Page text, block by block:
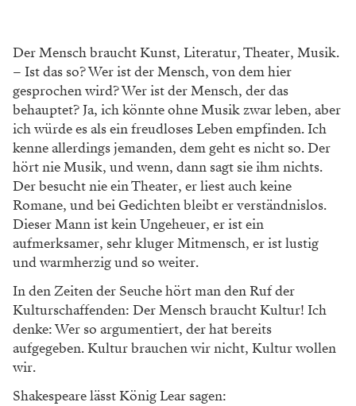
Der Mensch braucht Kunst, Literatur, Theater, Musik.
– Ist das so? Wer ist der Mensch, von dem hier
gesprochen wird? Wer ist der Mensch, der das
behauptet? Ja, ich könnte ohne Musik zwar leben, aber
ich würde es als ein freudloses Leben empfinden. Ich
kenne allerdings jemanden, dem geht es nicht so. Der
hört nie Musik, und wenn, dann sagt sie ihm nichts.
Der besucht nie ein Theater, er liest auch keine
Romane, und bei Gedichten bleibt er verständnislos.
Dieser Mann ist kein Ungeheuer, er ist ein
aufmerksamer, sehr kluger Mitmensch, er ist lustig
und warmherzig und so weiter.
In den Zeiten der Seuche hört man den Ruf der
Kulturschaffenden: Der Mensch braucht Kultur! Ich
denke: Wer so argumentiert, der hat bereits
aufgegeben. Kultur brauchen wir nicht, Kultur wollen
wir.
Shakespeare lässt König Lear sagen: